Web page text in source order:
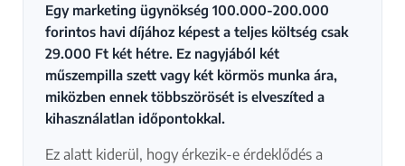
Egy marketing ügynökség 100.000-200.000
forintos havi díjához képest a teljes költség csak
29.000 Ft két hétre. Ez nagyjából két
műszempilla szett vagy két körmös munka ára,
miközben ennek többszörösét is elveszíted a
kihasználatlan időpontokkal.
Ez alatt kiderül, hogy érkezik-e érdeklődés a